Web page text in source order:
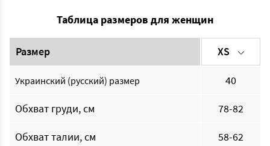
Таблица размеров для женщин
Размер XS
Украинский (русский) размер 40
Обхват груди, см 78-82
Обхват талии, см 58-62